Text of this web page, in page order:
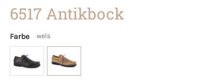
6517 Antikbock
Farbe wels